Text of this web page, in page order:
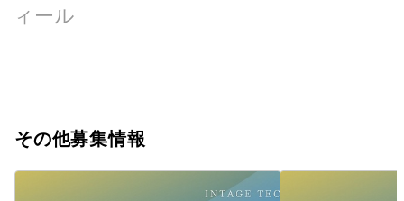
ィール
その他募集情報